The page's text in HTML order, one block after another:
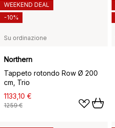
Su ordinazione
Northern
Tappeto rotondo Row Ø 200
cm, Trio
1133,10 €
1259 €
WEEKEND DEAL
-10%